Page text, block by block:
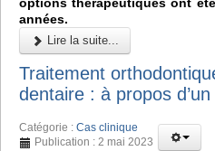
options thérapeutiques ont
années.
Lire la suite...
Traitement
dentaire : à propos
Catégorie : Cas clinique
Publication : 2 mai 2023